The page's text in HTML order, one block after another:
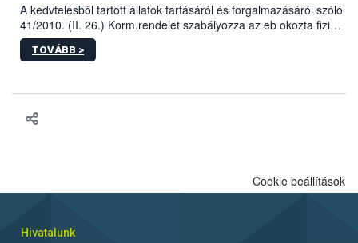
A kedvtelésből tartott állatok tartásáról és forgalmazásáról szóló
41/2010. (II. 26.) Korm.rendelet szabályozza az eb okozta fizikai
sérülés, illetve ennek veszélye keletkezésekor felmerülő
hatósági feladatokat, valamint a veszélyes eb tartását és annak
TOVÁBB >
Cookie beállítások
Hivatalunk